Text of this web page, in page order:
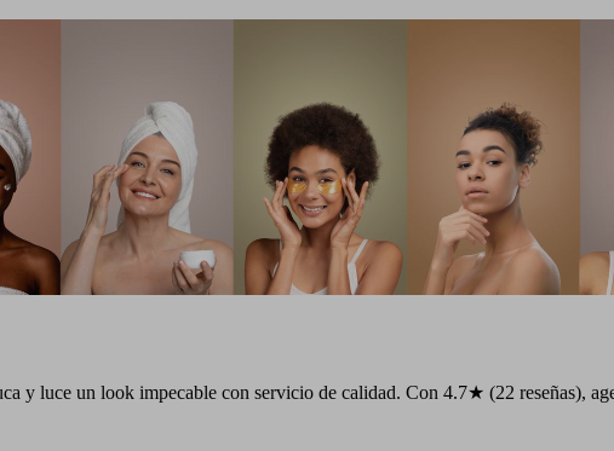
y luce un look impecable con servicio de calidad. Con 4.7★ (22 reseñas),